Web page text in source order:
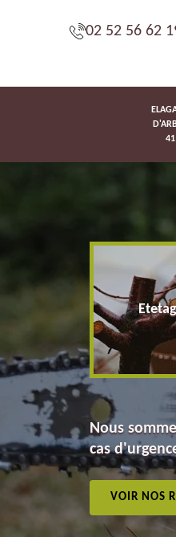
02 52 56 62
41
Nous
cas
VOIR NOS